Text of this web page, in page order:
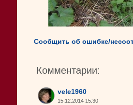
Сообщить об ошибке/
Комментарии:
vele1960
15.12.2014 15:30